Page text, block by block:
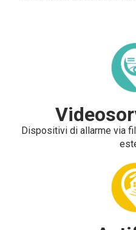
Dispositivi di allarme via